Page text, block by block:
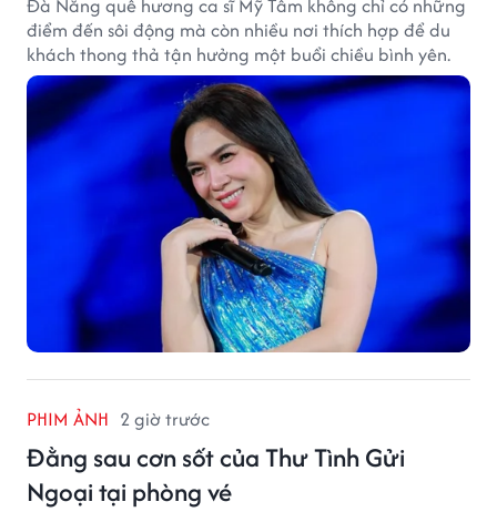
Đà Nẵng quê hương ca sĩ Mỹ Tâm không chỉ có những
điểm đến sôi động mà còn nhiều nơi thích hợp để du
khách thong thả tận hưởng một buổi chiều bình yên.
PHIM ẢNH 2 giờ trước
Đằng sau cơn sốt của Thư Tình Gửi
Ngoại tại phòng vé